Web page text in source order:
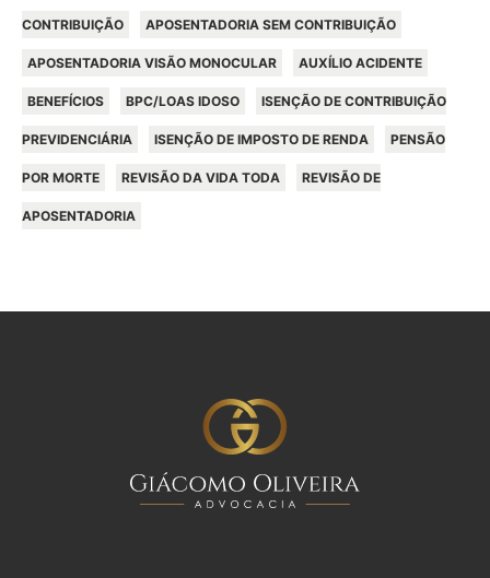
CONTRIBUIÇÃO APOSENTADORIA SEM CONTRIBUIÇÃO
APOSENTADORIA VISÃO MONOCULAR AUXÍLIO ACIDENTE
BENEFÍCIOS BPC/LOAS IDOSO ISENÇÃO DE CONTRIBUIÇÃO
PREVIDENCIÁRIA ISENÇÃO DE IMPOSTO DE RENDA PENSÃO
POR MORTE REVISÃO DA VIDA TODA REVISÃO DE
APOSENTADORIA